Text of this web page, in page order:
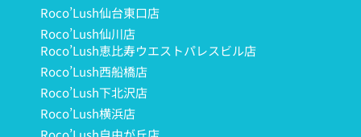
Roco’Lush仙台東口店
Roco’Lush仙川店
Roco’Lush恵比寿ウエストパレスビル店
Roco’Lush西船橋店
Roco’Lush下北沢店
Roco’Lush横浜店